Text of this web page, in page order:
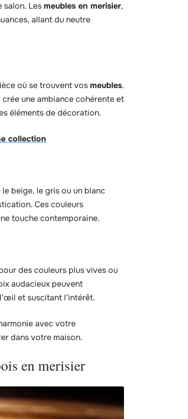
Lesmeubles en merisier,
allant du neutre
où se trouvent vosmeubles.
une ambiance cohérente et
éléments de décoration.
collection
beige, le gris ou un blanc
Ces couleurs
touche contemporaine.
des couleurs plus vives ou
audacieux peuvent
et suscitant l’intérêt.
avec votre
dans votre maison.
en merisier